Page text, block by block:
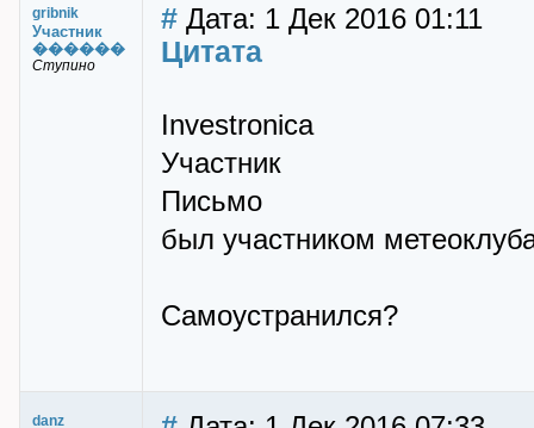
gribnik
Участник
������
Ступино
# Дата: 1 Дек 2016 01:11
Цитата
Investronica
Участник
Письмо
был участником
Самоустранился?
danz